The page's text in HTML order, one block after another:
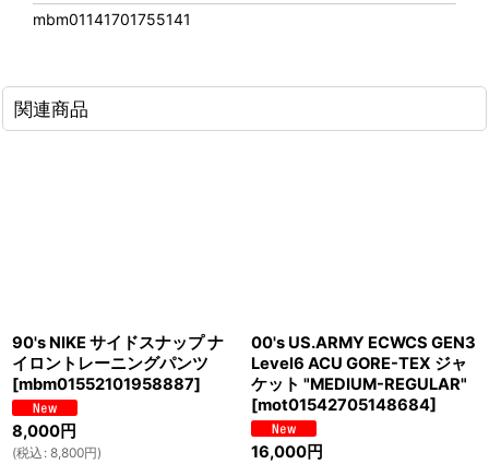
mbm01141701755141
関連商品
90's NIKE サイドスナップ ナ
イロントレーニングパンツ
[mbm01552101958887]
8,000円
(税込 : 8,800円)
00's US.ARMY ECWCS GEN3
Level6 ACU GORE-TEX ジャ
ケット "MEDIUM-REGULAR"
[mot01542705148684]
16,000円